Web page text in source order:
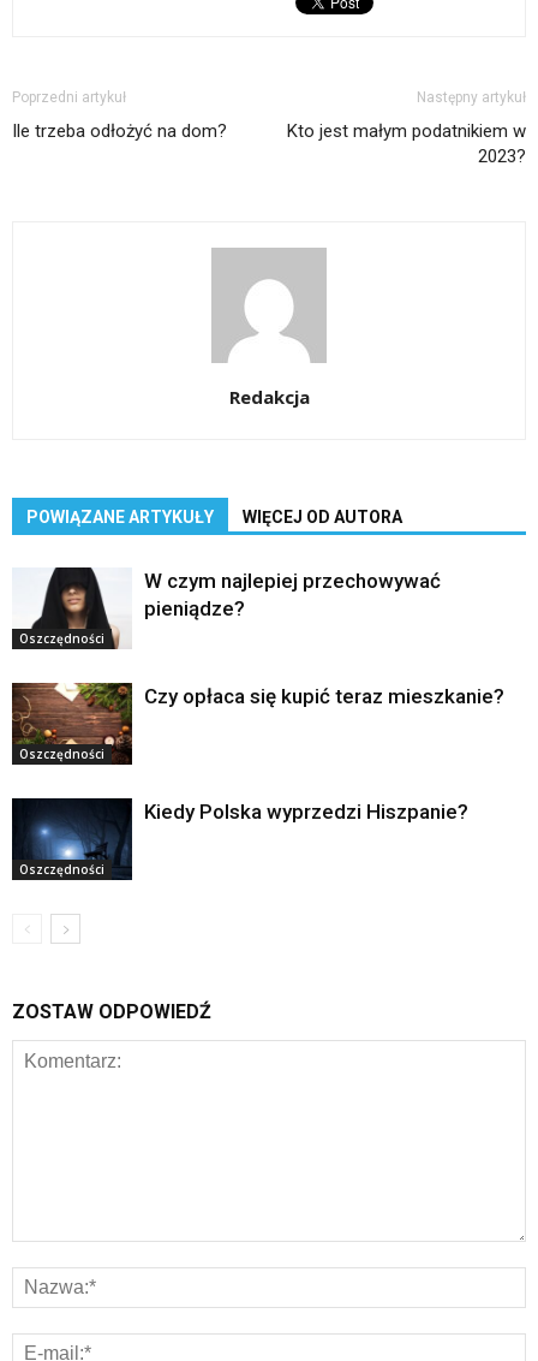
Poprzedni artykuł
Ile trzeba odłożyć na dom?
Następny artykuł
Kto jest małym podatnikiem w
2023?
Redakcja
POWIĄZANE ARTYKUŁY WIĘCEJ OD AUTORA
Oszczędności
W czym najlepiej przechowywać
pieniądze?
Oszczędności
Czy opłaca się kupić teraz mieszkanie?
Oszczędności
Kiedy Polska wyprzedzi Hiszpanie?
ZOSTAW ODPOWIEDŹ